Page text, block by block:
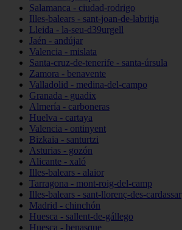
Salamanca - ciudad-rodrigo
Illes-balears - sant-joan-de-labritja
Lleida - la-seu-d39urgell
Jaén - andújar
Valencia - mislata
Santa-cruz-de-tenerife - santa-úrsula
Zamora - benavente
Valladolid - medina-del-campo
Granada - guadix
Almería - carboneras
Huelva - cartaya
Valencia - ontinyent
Bizkaia - santurtzi
Asturias - gozón
Alicante - xaló
Illes-balears - alaior
Tarragona - mont-roig-del-camp
Illes-balears - sant-llorenç-des-cardassar
Madrid - chinchón
Huesca - sallent-de-gállego
Huesca - benasque